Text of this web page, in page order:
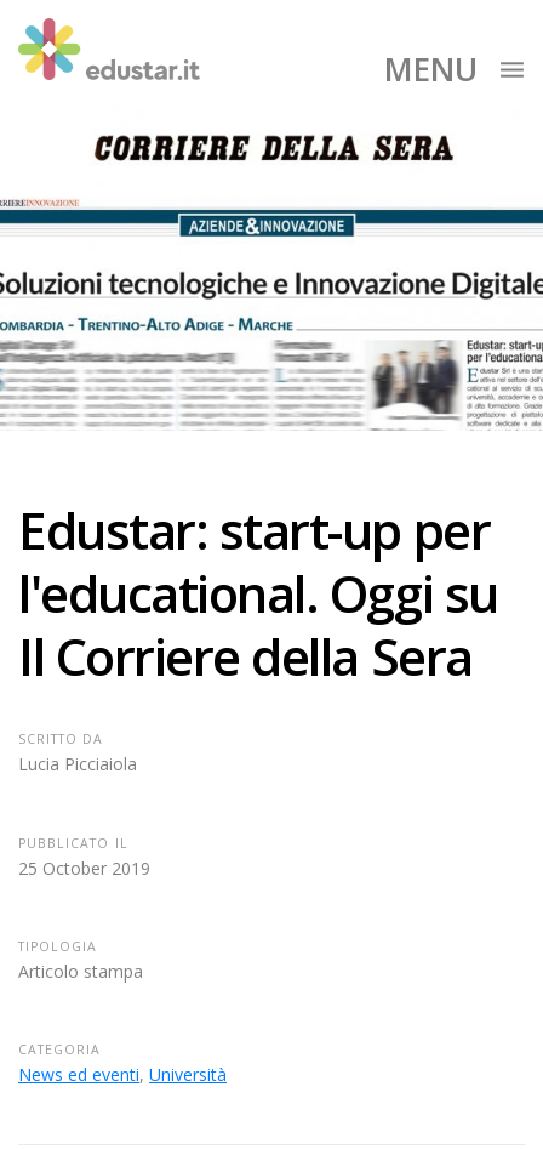
MENU
Edustar: start-up per
l'educational. Oggi su
Il Corriere della Sera
SCRITTO DA
Lucia Picciaiola
PUBBLICATO IL
25 October 2019
TIPOLOGIA
Articolo stampa
CATEGORIA
News ed eventi, Università